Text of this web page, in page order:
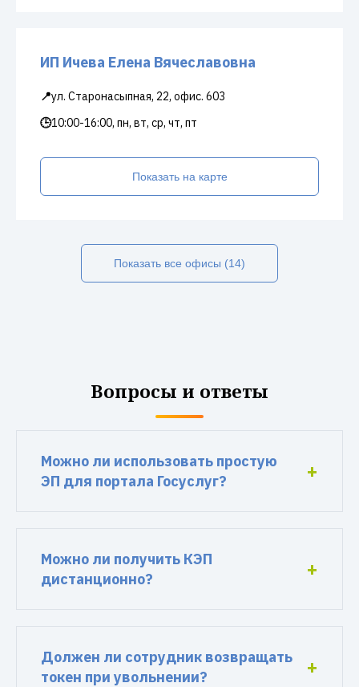
ИП Ичева Елена Вячеславовна
📍ул. Старонасыпная, 22, офис. 603
🕒10:00-16:00, пн, вт, ср, чт, пт
Показать на карте
Показать все офисы (14)
Вопросы и ответы
Можно ли использовать простую
ЭП для портала Госуслуг?
Можно ли получить КЭП
дистанционно?
Должен ли сотрудник возвращать
токен при увольнении?